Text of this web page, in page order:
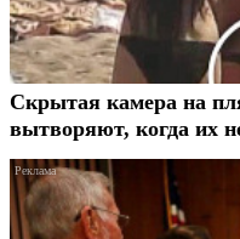
Скрытая камера на
вытворяют, когда их